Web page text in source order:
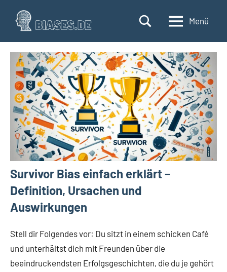
Inhalt
springen
biases.de
Verzerrte
und
ihre
Auswirkungen
verstehen
Menü
Survivor Bias einfach erklärt –
Definition, Ursachen und
Auswirkungen
Stell dir Folgendes vor: Du sitzt in einem schicken Café
und unterhältst dich mit Freunden über die
beeindruckendsten Erfolgsgeschichten, die du je gehört